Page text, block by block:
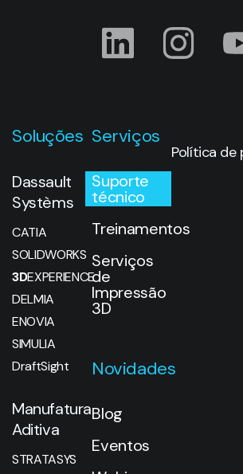
Soluções
Dassault
Systèms
CATIA
SOLIDWORKS
3DEXPERIENCE
DELMIA
ENOVIA
SIMULIA
DraftSight
Manufatura
Aditiva
STRATASYS
Serviços
Suporte
técnico
Treinamentos
Serviços
de
Impressão
3D
Novidades
Blog
Eventos
Política de